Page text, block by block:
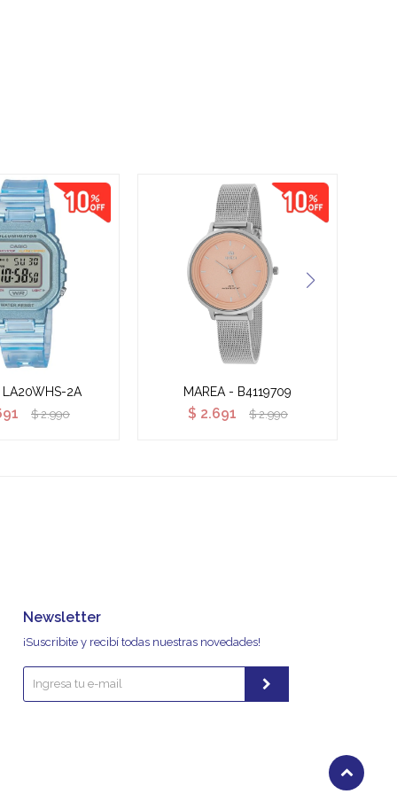
2A
$ 2.990
MAREA - B4119709
$ 2.691 $ 2.990
Newsletter
¡Suscribite y recibí todas nuestras novedades!